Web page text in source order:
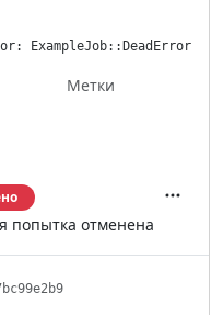
ExampleJob::DeadError
Метки
попытка отменена